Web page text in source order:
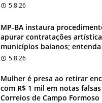
5.8.26
MP-BA instaura
apurar contratações
municípios baianos; entenda
5.8.26
Mulher é presa ao retirar
com R$ 1 mil em notas
Correios de Campo Formoso